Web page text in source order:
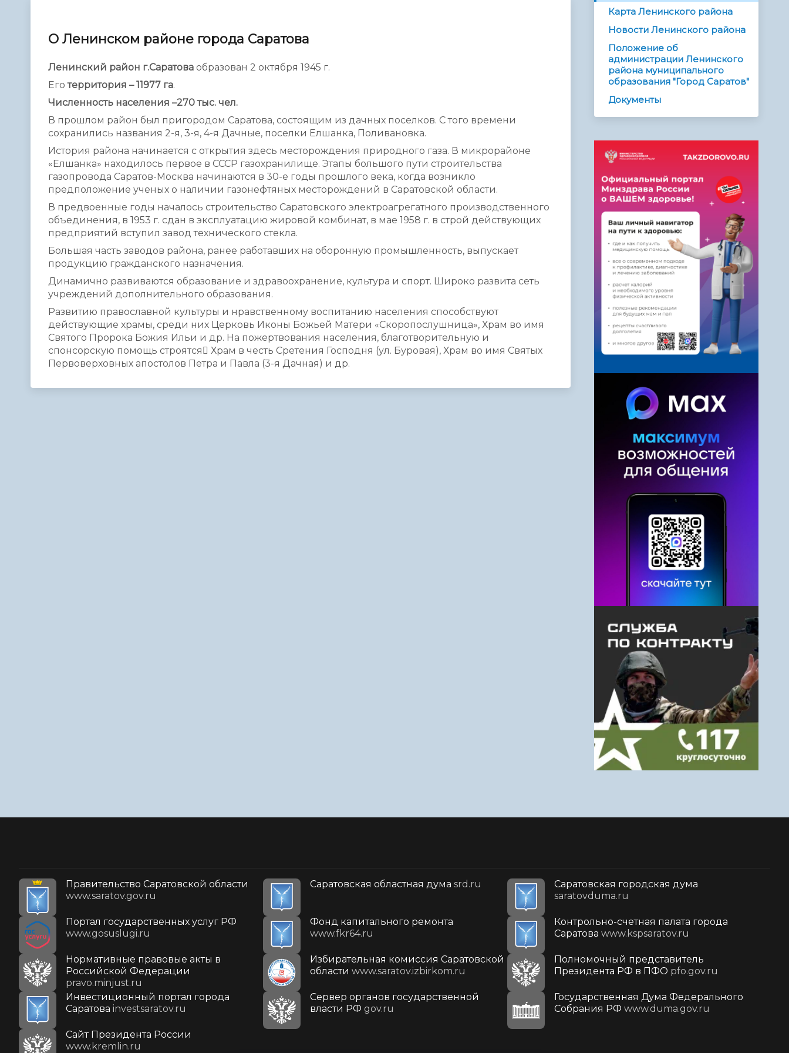
О Ленинском районе города Саратова
Ленинский район г.Саратова образован 2 октября 1945 г.
Еготерритория – 11977 га.
Численность населения –270 тыс. чел.
В прошлом район был пригородом Саратова, состоящим из дачных поселков. С того времени
сохранились названия 2-я, 3-я, 4-я Дачные, поселки Елшанка, Поливановка.
История района начинается с открытия здесь месторождения природного газа. В микрорайоне
«Елшанка» находилось первое в СССР газохранилище. Этапы большого пути строительства
газопровода Саратов-Москва начинаются в 30-е годы прошлого века, когда возникло
предположение ученых о наличии газонефтяных месторождений в Саратовской области.
В предвоенные годы началось строительство Саратовского электроагрегатного производственного
объединения, в 1953 г. сдан в эксплуатацию жировой комбинат, в мае 1958 г. в строй действующих
предприятий вступил завод технического стекла.
Большая часть заводов района, ранее работавших на оборонную промышленность, выпускает
продукцию гражданского назначения.
Динамично развиваются образование и здравоохранение, культура и спорт. Широко развита сеть
учреждений дополнительного образования.
Развитию православной культуры и нравственному воспитанию населения способствуют
действующие храмы, среди них Церковь Иконы Божьей Матери «Скоропослушница», Храм во имя
Святого Пророка Божия Ильи и др. На пожертвования населения, благотворительную и
спонсорскую помощь строятся Храм в честь Сретения Господня (ул. Буровая), Храм во имя Святых
Первоверховных апостолов Петра и Павла (3-я Дачная) и др.
Карта Ленинского района
Новости Ленинского района
Положение об
администрации Ленинского
района муниципального
образования "Город Саратов"
Документы
Правительство Саратовской области
www.saratov.gov.ru
Саратовская областная дума srd.ru
Саратовская городская дума
saratovduma.ru
Портал государственных услуг РФ
www.gosuslugi.ru
Фонд капитального ремонта
www.fkr64.ru
Контрольно-счетная палата города
Саратова www.kspsaratov.ru
Нормативные правовые акты в
Российской Федерации
pravo.minjust.ru
Избирательная комиссия Саратовской
области www.saratov.izbirkom.ru
Полномочный представитель
Президента РФ в ПФО pfo.gov.ru
Инвестиционный портал города
Саратова investsaratov.ru
Сервер органов государственной
власти РФ gov.ru
Государственная Дума Федерального
Собрания РФ www.duma.gov.ru
Cайт Президента России
www.kremlin.ru